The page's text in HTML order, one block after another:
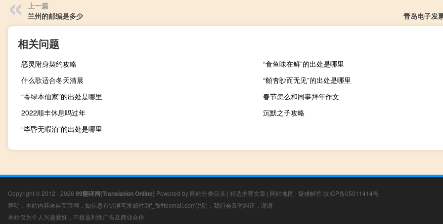
上一篇
兰州的邮编是多少
青岛电子发
相关问题
恶灵附身契约攻略
“食鱼味在鲜”的出处是哪里
什么歌适合冬天清晨
“頫杳眇而无见”的出处是哪里
“萼绿本仙家”的出处是哪里
春节怎么和同事拜年作文
2022顺丰休息吗过年
沉默之子攻略
“毕昏无暇泊”的出处是哪里
Copyright © 2012 - 2026 99翻译网(Translation Online) Powered by 网站分类目录 | 精选推荐文章 | 网站地图 | 疑难解答 陕ICP备05011414号
声明：本站内容来自互联网，如信息有错误可发邮件到f_fb#foxmail.com说明，我们会及时纠正，谢谢
本站仅为个人兴趣爱好，不接盈利性广告及商业合作